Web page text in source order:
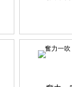
奮力一吹